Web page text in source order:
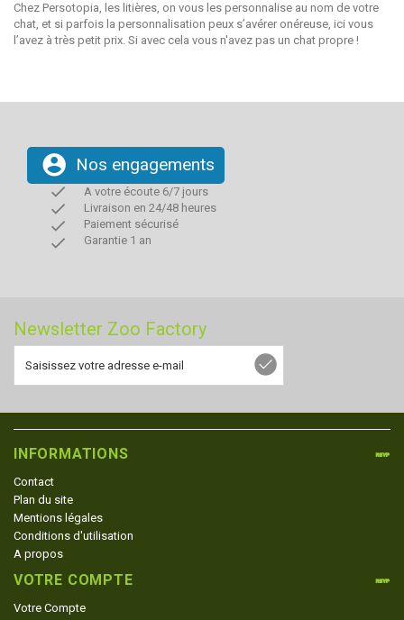
Chez Persotopia, les litières, on vous les personnalise au nom de votre
chat, et si parfois la personnalisation peux s’avérer onéreuse, ici vous
l’avez à très petit prix. Si avec cela vous n'avez pas un chat propre !
account_circle Nos engagements
done A votre écoute 6/7 jours
done Livraison en 24/48 heures
done Paiement sécurisé
done Garantie 1 an
Newsletter Zoo Factory
INFORMATIONS
Contact
Plan du site
Mentions légales
Conditions d'utilisation
A propos
VOTRE COMPTE
Votre Compte